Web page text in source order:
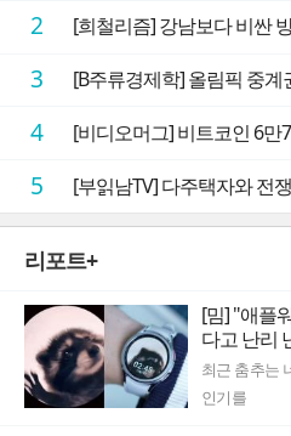
2 [희철리즘] 강남보다 비싼 방글라데시 부촌
3 [B주류경제학] 올림픽 중계권
4 [비디오머그] 비트코인 6만7
5 [부읽남TV] 다주택자와 전쟁 선
리포트+
[밈] "애플
다고 난리
최근 춤추는
인기를